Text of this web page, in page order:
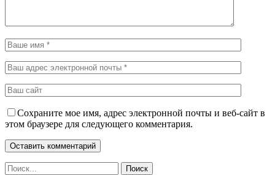
Сохраните мое имя, адрес электронной почты и веб-сайт в
этом браузере для следующего комментария.